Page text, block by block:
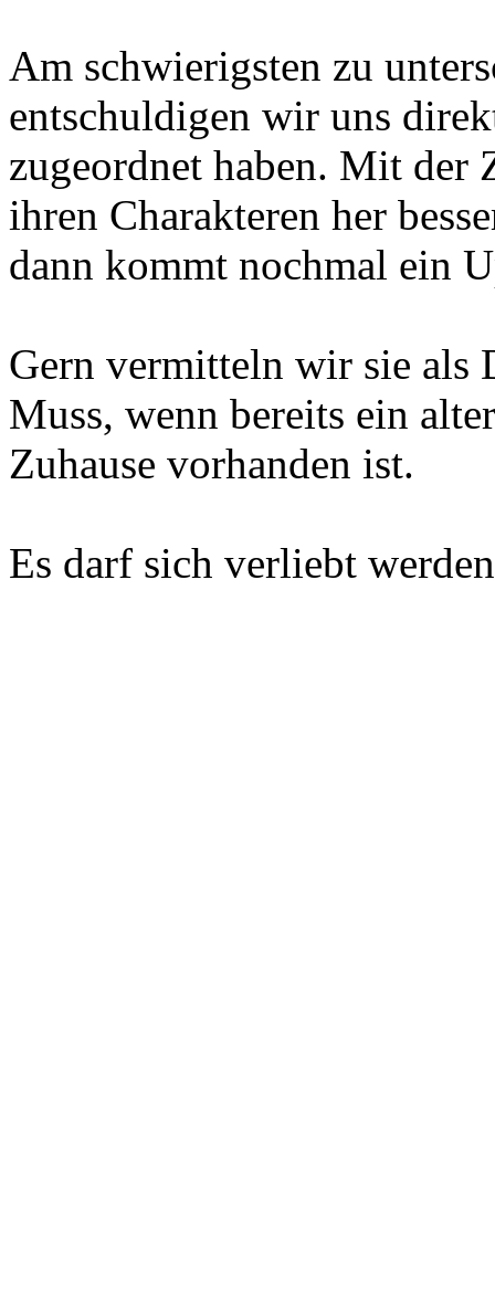
Am schwierigsten zu
entschuldigen wir uns
zugeordnet haben. Mit der
ihren Charakteren her
dann kommt nochmal ein
Gern vermitteln wir sie als
Muss, wenn bereits ein
Zuhause vorhanden ist.
Es darf sich verliebt